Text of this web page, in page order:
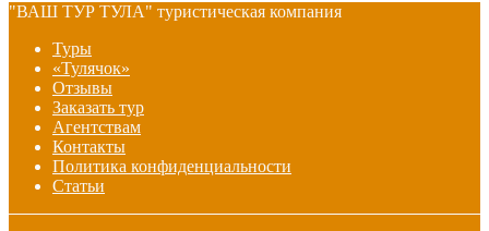
"ВАШ ТУР ТУЛА" туристическая компания
Туры
«Тулячок»
Отзывы
Заказать тур
Агентствам
Контакты
Политика конфиденциальности
Статьи